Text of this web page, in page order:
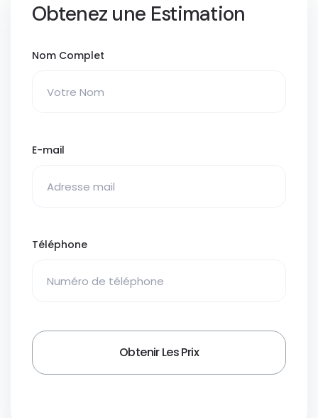
Obtenez une Estimation
Nom Complet
E-mail
Téléphone